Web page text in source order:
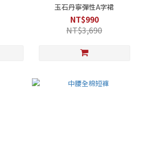
玉石丹寧彈性A字裙
NT$990
NT$3,690